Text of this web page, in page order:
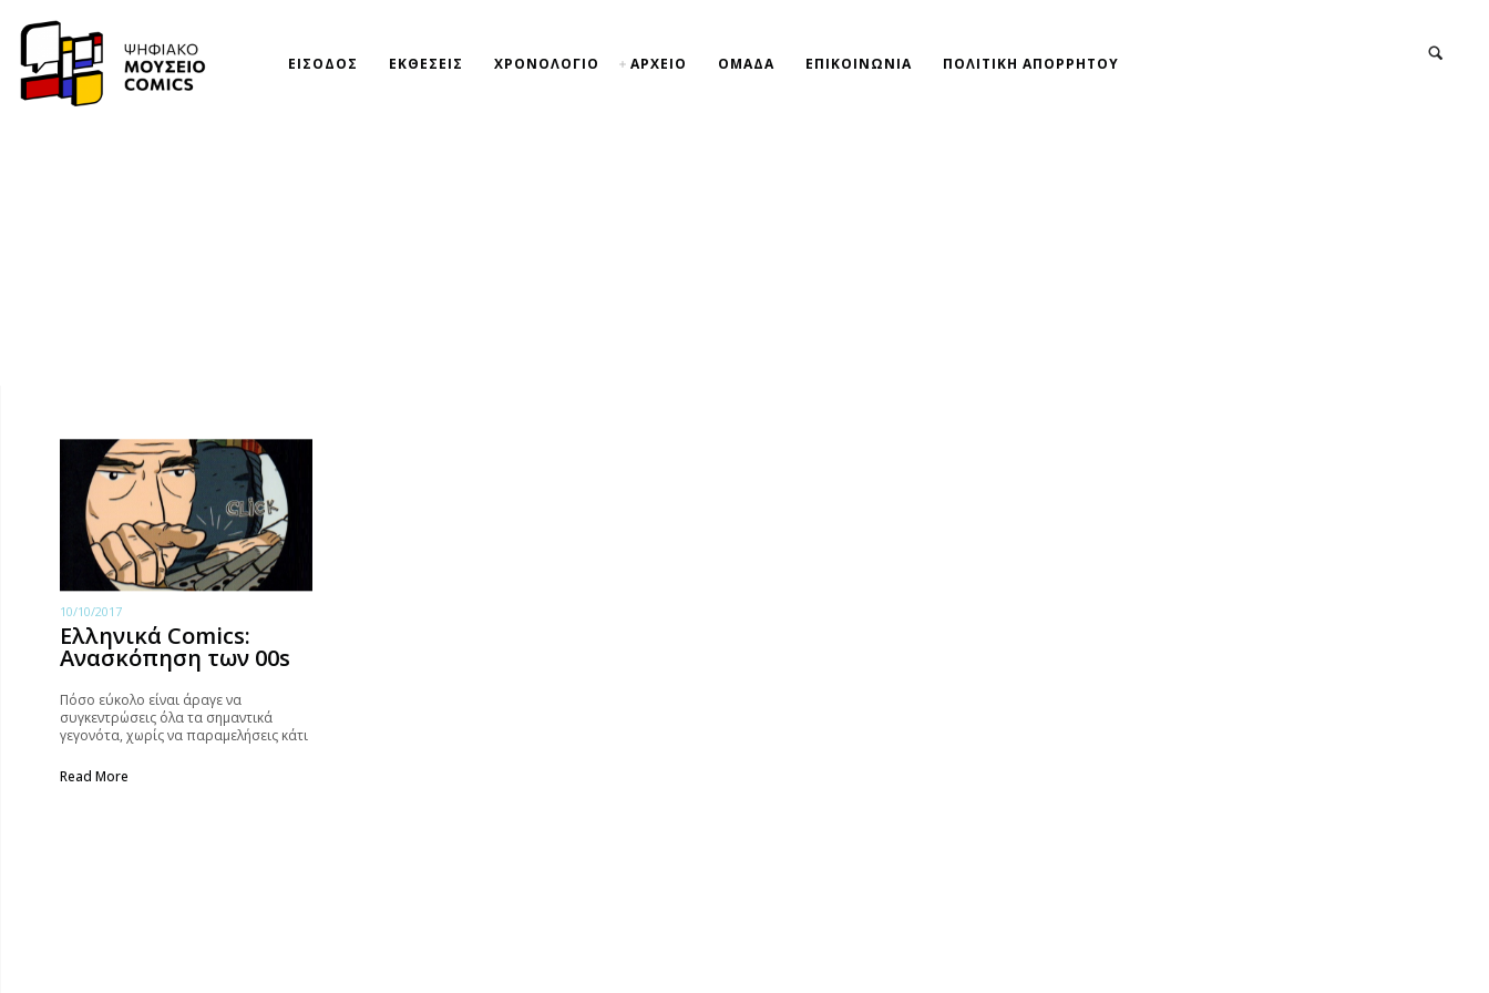
ΕΙΣΟΔΟΣ ΕΚΘΕΣΕΙΣ ΧΡΟΝΟΛΟΓΙΟ ΑΡΧΕΙΟ ΟΜΑΔΑ ΕΠΙΚΟΙΝΩΝΙΑ ΠΟΛΙΤΙΚΗ ΑΠΟΡΡΗΤΟΥ
10/10/2017
Ελληνικά Comics:
Ανασκόπηση των 00s
Πόσο εύκολο είναι άραγε να
συγκεντρώσεις όλα τα σημαντικά
γεγονότα, χωρίς να παραμελήσεις κάτι
προσπαθήσει κανείς!
Read More